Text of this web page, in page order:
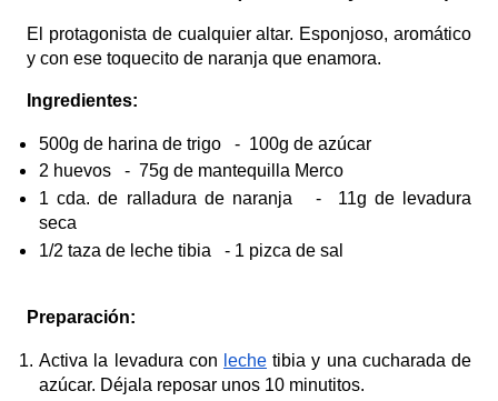
El protagonista de cualquier altar. Esponjoso, aromático
y con ese toquecito de naranja que enamora.
Ingredientes:
500g de harina de trigo
- 100g de azúcar
2 huevos
- 75g de mantequilla Merco
1 cda. de ralladura de naranja
- 11g de levadura
seca
1/2 taza de leche tibia
- 1 pizca de sal
Preparación:
Activa la levadura con leche tibia y una cucharada de
azúcar. Déjala reposar unos 10 minutitos.